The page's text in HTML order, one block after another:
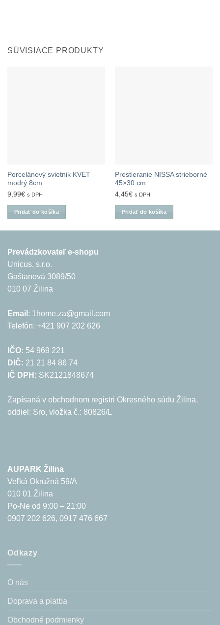
SÚVISIACE PRODUKTY
Porcelánový svietnik KVET
modrý 8cm
9,99€ s DPH
Pridať do košíka
Prestieranie NISSA strieborné
45×30 cm
4,45€ s DPH
Pridať do košíka
Prevádzkovateľ e-shopu
Unicus, s.r.o.
Gaštanová 3089/50
010 07 Žilina
Email : 1home.za@gmail.com
Telefón: +421 907 202 626
IČO: 54 969 221
DIČ: 21 21 84 86 74
IČ DPH: SK2121848674
Zapísaná v obchodnom registri Okresného súdu Žilina,
oddiel: Sro, vložka č.: 80826/L
AUPARK Žilina
Veľká Okružná 59/A
010 01 Žilina
Po-Ne od 9:00 – 21:00
0907 202 626, 0917 476 667
Odkazy
O nás
Doprava a platba
Obchodné podmienky